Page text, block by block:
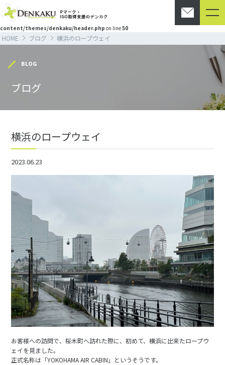
Warning: Undefined array key "HTTP_ACCEPT_LANGUAGE" in
/home/c0858090/public_html/denkaku.com/wp-
content/themes/denkaku/header.php on line50
HOME ブログ 横浜のロープウェイ
BLOG
ブログ
横浜のロープウェイ
2023.06.23
お客様への訪問で、桜木町へ訪れた際に、初めて、横浜に出来たロープウ
ェイを見ました。
正式名称は「YOKOHAMA AIR CABIN 」というそうです。